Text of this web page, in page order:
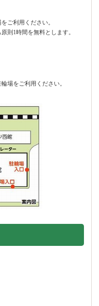
ご利用ください。
則1時間を無料とします。
場をご利用ください。